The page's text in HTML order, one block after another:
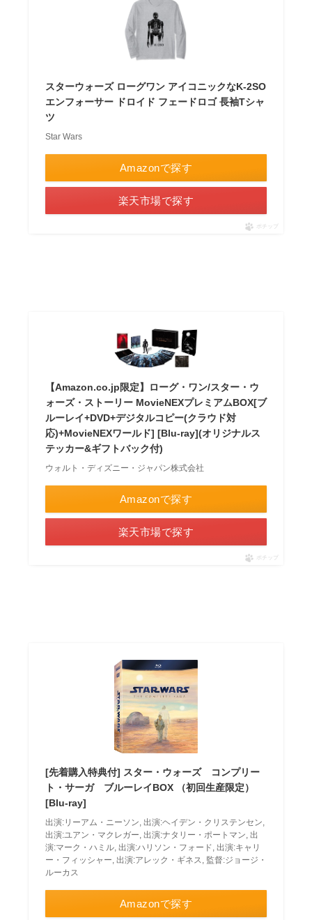
スターウォーズ ローグワン アイコニックなK-2SO
エンフォーサー ドロイド フェードロゴ 長袖Tシャ
ツ
Star Wars
Amazonで探す
楽天市場で探す
ポチップ
【Amazon.co.jp限定】ローグ・ワン/スター・ウ
ォーズ・ストーリー MovieNEXプレミアムBOX[ブ
ルーレイ+DVD+デジタルコピー(クラウド対
応)+MovieNEXワールド] [Blu-ray](オリジナルス
テッカー&ギフトバック付)
ウォルト・ディズニー・ジャパン株式会社
Amazonで探す
楽天市場で探す
ポチップ
[先着購入特典付] スター・ウォーズ コンプリー
ト・サーガ ブルーレイBOX （初回生産限定）
[Blu-ray]
出演:リーアム・ニーソン, 出演:ヘイデン・クリステンセン,
出演:ユアン・マクレガー, 出演:ナタリー・ポートマン, 出
演:マーク・ハミル, 出演:ハリソン・フォード, 出演:キャリ
ー・フィッシャー, 出演:アレック・ギネス, 監督:ジョージ・
ルーカス
Amazonで探す